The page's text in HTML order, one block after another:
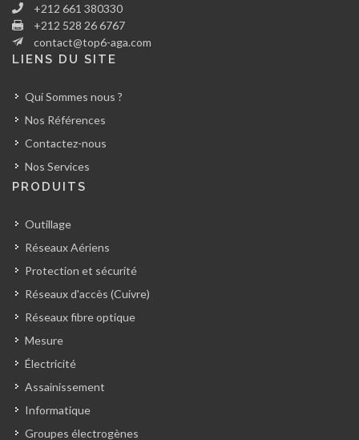
+212 661 380330
+212 528 26 6767
contact@top6-aga.com
LIENS DU SITE
Qui Sommes nous ?
Nos Références
Contactez-nous
Nos Services
PRODUITS
Outillage
Réseaux Aériens
Protection et sécurité
Réseaux d'accès (Cuivre)
Réseaux fibre optique
Mesure
Électricité
Assainissement
Informatique
Groupes électrogènes